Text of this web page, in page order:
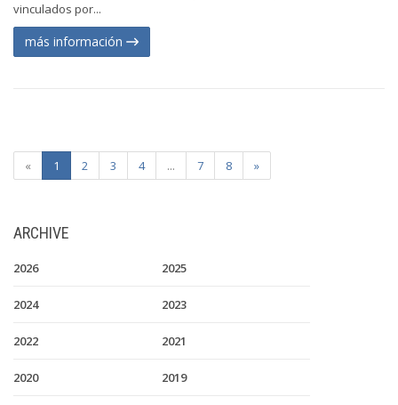
vinculados por...
más información
« 1 2 3 4 ... 7 8 »
ARCHIVE
2026 2025
2024 2023
2022 2021
2020 2019